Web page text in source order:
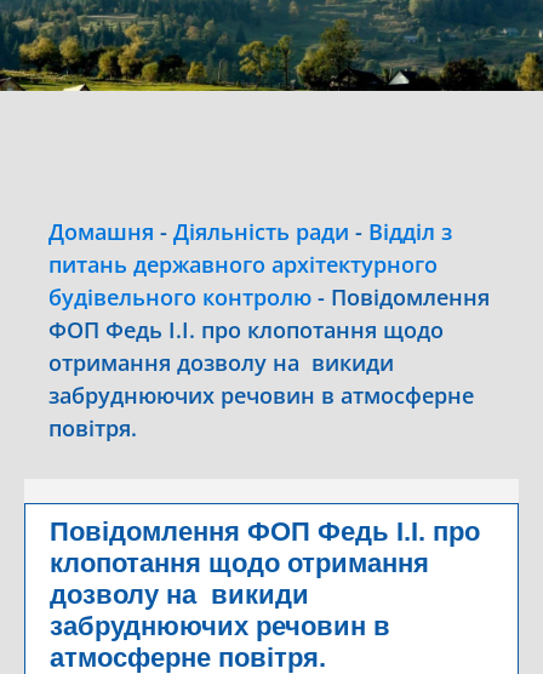
Домашня - Діяльність ради - Відділ з
питань державного архітектурного
будівельного контролю - Повідомлення
ФОП Федь І.І. про клопотання щодо
отримання дозволу на викиди
забруднюючих речовин в атмосферне
повітря.
Повідомлення ФОП Федь І.І. про
клопотання щодо отримання
дозволу на викиди
забруднюючих речовин в
атмосферне повітря.